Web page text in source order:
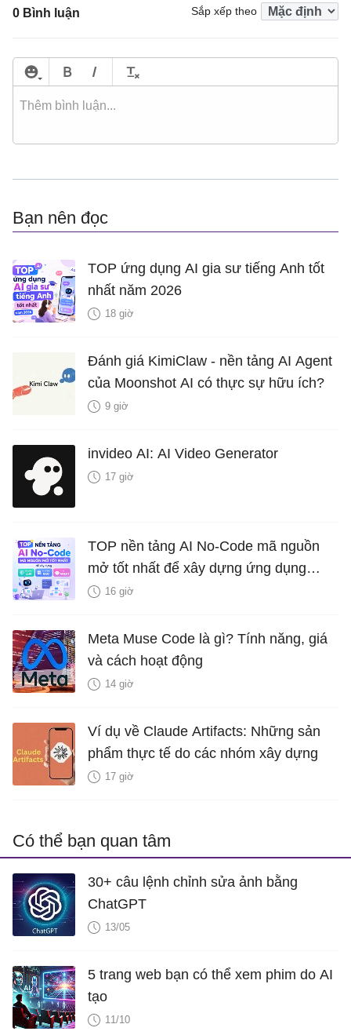
0 Bình luận Sắp xếp theo
Bạn nên đọc
TOP ứng dụng AI gia sư tiếng Anh tốt
nhất năm 2026
18 giờ
Đánh giá KimiClaw - nền tảng AI Agent
của Moonshot AI có thực sự hữu ích?
9 giờ
invideo AI: AI Video Generator
17 giờ
TOP nền tảng AI No-Code mã nguồn
mở tốt nhất để xây dựng ứng dụng
LLM, hệ thống RAG và AI Agent
16 giờ
Meta Muse Code là gì? Tính năng, giá
và cách hoạt động
14 giờ
Ví dụ về Claude Artifacts: Những sản
phẩm thực tế do các nhóm xây dựng
17 giờ
Có thể bạn quan tâm
30+ câu lệnh chỉnh sửa ảnh bằng
ChatGPT
13/05
5 trang web bạn có thể xem phim do AI
tạo
11/10